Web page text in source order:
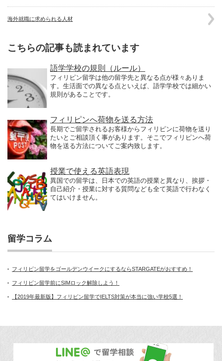
海外就職に求められる人材
こちらの記事も読まれています
語学学校の規則（ルール）
フィリピン留学は他の留学先と異なる点が様々ありま
す。生活面での異なる点といえば、語学学校では細かい
規則があることです。
フィリピンへ荷物を送る方法
長期でご留学されるお客様からフィリピンに荷物を送り
たいとご相談頂く事があります。そこでフィリピンへ荷
物を送る方法についてご案内致します。
授業で使える英語表現
異国での留学は、日本での英語の授業と異なり、挨拶・
自己紹介・授業に対する質問なども全て英語で行わなく
てはいけません。
留学コラム
フィリピン留学をゴールデンウイークにするならSTARGATEがおすすめ！
フィリピン留学前にSIMロック解除しよう！
【2019年最新版】フィリピン留学でIELTS対策が本当に強い学校5選！